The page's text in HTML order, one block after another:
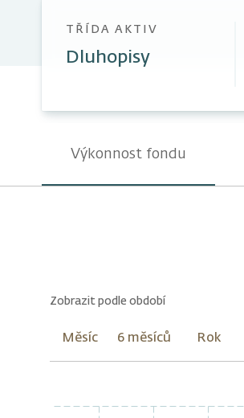
TŘÍDA AKTIV
Dluhopisy
Výkonnost fondu
Zobrazit podle období
Měsíc 6 měsíců Rok